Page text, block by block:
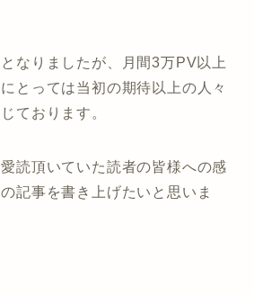
なりましたが、月間3万PV以上
とっては当初の期待以上の人々
ております。
読頂いていた読者の皆様への感
記事を書き上げたいと思いま